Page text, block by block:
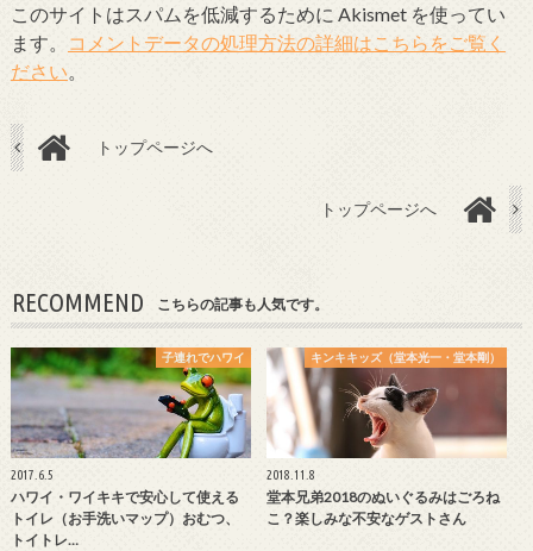
このサイトはスパムを低減するために Akismet を使ってい
ます。
コメントデータの処理方法の詳細はこちらをご覧く
ださい
トップページへ
トップページへ
RECOMMEND こちらの記事も人気です。
子連れでハワイ
2017.6.5
ハワイ・ワイキキで安心して使える
トイレ（お手洗いマップ）おむつ、
トイトレ…
キンキキッズ（堂本光一・堂本剛）
2018.11.8
堂本兄弟2018のぬいぐるみはごろね
こ？楽しみな不安なゲストさん